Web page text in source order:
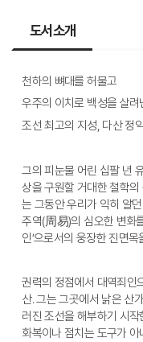
도서소개
천하의 뼈대를 허물고
우주의 이치로 백성을 살려
조선 최고의 지성, 다산 정
그의 피눈물 어린 십팔 년
상을 구원할 거대한 철학의
는 그동안 우리가 익히 알
주역(周易)의 심오한 변화
인’으로서의 웅장한 진면
권력의 정점에서 대역죄인
산. 그는 그곳에서 낡은 산
러진 조선을 해부하기 시
화복이나 점치는 도구가